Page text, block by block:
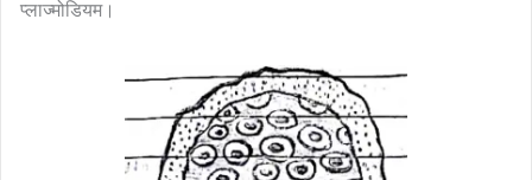
प्लाज्मोडियम।